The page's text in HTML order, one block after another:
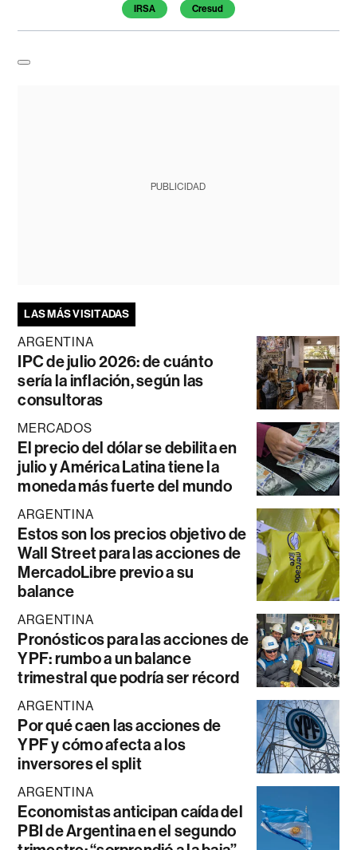
Temas de este artículo
IRSA Cresud
PUBLICIDAD
LAS MÁS VISITADAS
ARGENTINA
IPC de julio 2026: de cuánto
sería la inflación, según las
consultoras
MERCADOS
El precio del dólar se debilita en
julio y América Latina tiene la
moneda más fuerte del mundo
ARGENTINA
Estos son los precios objetivo de
Wall Street para las acciones de
MercadoLibre previo a su
balance
ARGENTINA
Pronósticos para las acciones de
YPF: rumbo a un balance
trimestral que podría ser récord
ARGENTINA
Por qué caen las acciones de
YPF y cómo afecta a los
inversores el split
ARGENTINA
Economistas anticipan caída del
PBI de Argentina en el segundo